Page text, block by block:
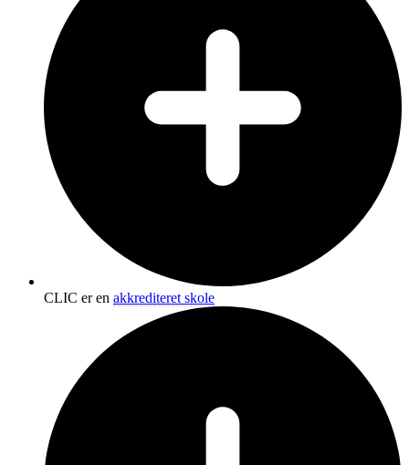
CLIC er en akkrediteret skole